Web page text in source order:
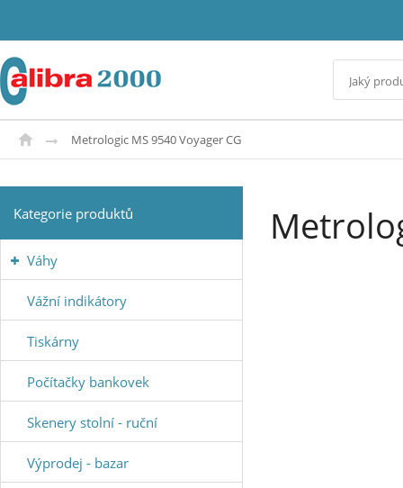
Metrologic MS 9540 Voyager CG
Kategorie produktů
Váhy
Vážní indikátory
Tiskárny
Počítačky bankovek
Skenery stolní - ruční
Výprodej - bazar